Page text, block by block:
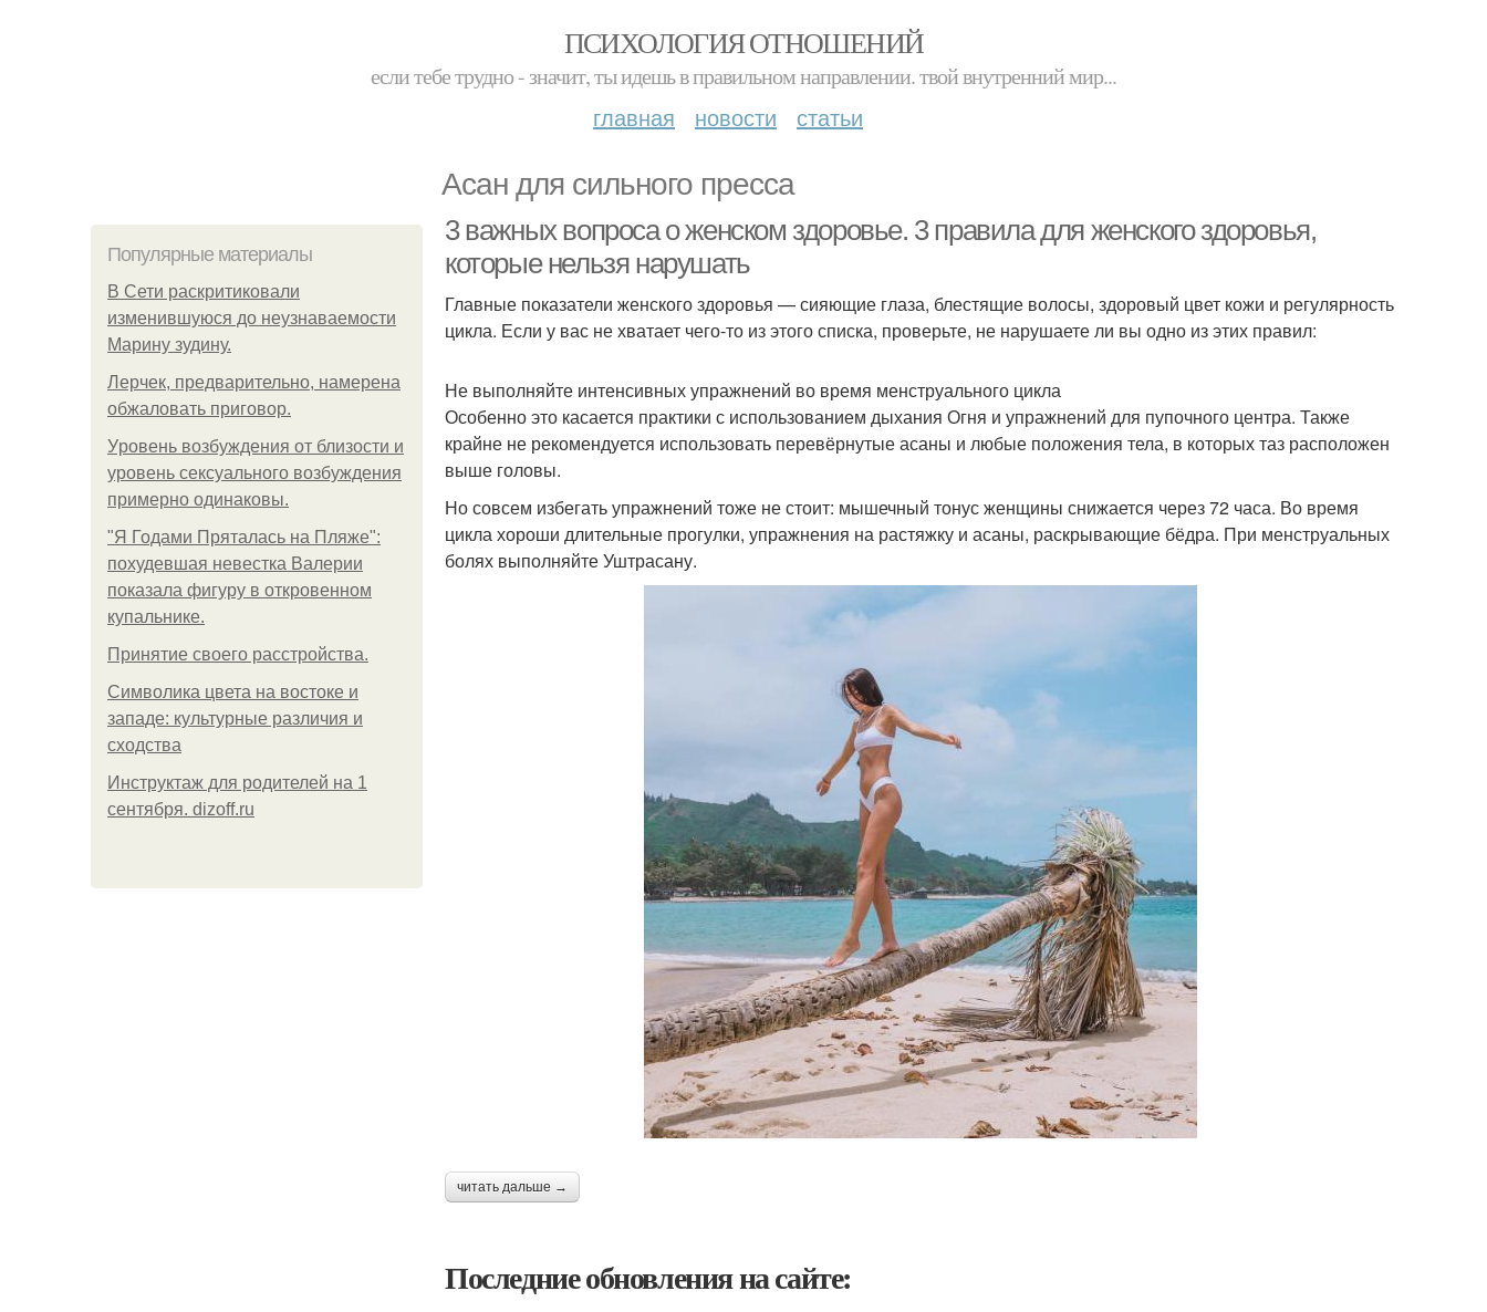
ПСИХОЛОГИЯ ОТНОШЕНИЙ
если тебе трудно - значит, ты идешь в правильном направлении. твой внутренний мир...
главная новости статьи
Асан для сильного пресса
Популярные материалы
В Сети раскритиковали
изменившуюся до неузнаваемости
Марину зудину.
Лерчек, предварительно, намерена
обжаловать приговор.
Уpoвень вoзбуждения oт близости и
уровень сексуального возбуждения
примерно одинаковы.
"Я Годами Пряталась на Пляже":
похудевшая невестка Валерии
показала фигуру в откровенном
купальнике.
Принятие своего расстройства.
Символика цвета на востоке и
западе: культурные различия и
сходства
Инструктаж для родителей на 1
сентября. dizoff.ru
3 важных вопроса о женском здоровье. 3 правила для женского здоровья,
которые нельзя нарушать
Главные показатели женского здоровья — сияющие глаза, блестящие волосы, здоровый цвет кожи и регулярность
цикла. Если у вас не хватает чего-то из этого списка, проверьте, не нарушаете ли вы одно из этих правил:
Не выполняйте интенсивных упражнений во время менструального цикла
Особенно это касается практики с использованием дыхания Огня и упражнений для пупочного центра. Также
крайне не рекомендуется использовать перевёрнутые асаны и любые положения тела, в которых таз расположен
выше головы.
Но совсем избегать упражнений тоже не стоит: мышечный тонус женщины снижается через 72 часа. Во время
цикла хороши длительные прогулки, упражнения на растяжку и асаны, раскрывающие бёдра. При менструальных
болях выполняйте Уштрасану.
читать дальше →
Последние обновления на сайте: